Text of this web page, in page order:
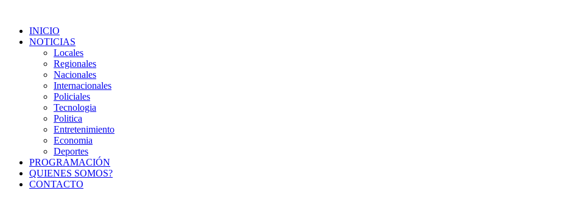
INICIO
NOTICIAS
Locales
Regionales
Nacionales
Internacionales
Policiales
Tecnologia
Politica
Entretenimiento
Economia
Deportes
PROGRAMACIÓN
QUIENES SOMOS?
CONTACTO